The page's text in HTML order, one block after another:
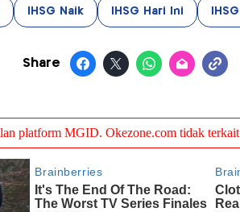
IHSG Naik IHSG Hari Ini
Share